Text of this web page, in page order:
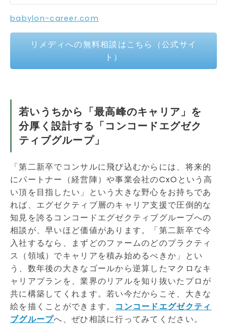
babylon-career.com
リメディへの無料相談はこちら（公式サイ
ト）
若いうちから「最高峰のキャリア」を
分厚く設計する「コンコードエグゼク
ティブグループ」
「第二新卒でコンサルに飛び込むからには、将来的
にパートナー（経営陣）や事業会社のCxOという高
い頂を目指したい」という大きな野心をお持ちであ
れば、エグゼクティブ層のキャリア支援で圧倒的な
知見を誇るコンコードエグゼクティブグループへの
相談が、早いほど価値があります。「第二新卒で今
入社するなら、まずどのファームのどのプラクティ
ス（領域）でキャリアを積み始めるべきか」とい
う、数年後の大きなゴールから逆算したマクロなキ
ャリアプランを、業界のリアルを知り抜いたプロが
共に構築してくれます。若い今だからこそ、大きな
絵を描くことができます。 コンコードエグゼクティ
ブグループへ、ぜひ相談に行ってみてください。